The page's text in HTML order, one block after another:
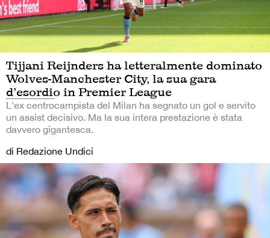
Tijjani Reijnders ha letteralmente dominato
Wolves-Manchester City, la sua gara
d’esordio in Premier League
L'ex centrocampista del Milan ha segnato un gol e servito
un assist decisivo. Ma la sua intera prestazione è stata
davvero gigantesca.
di Redazione Undici